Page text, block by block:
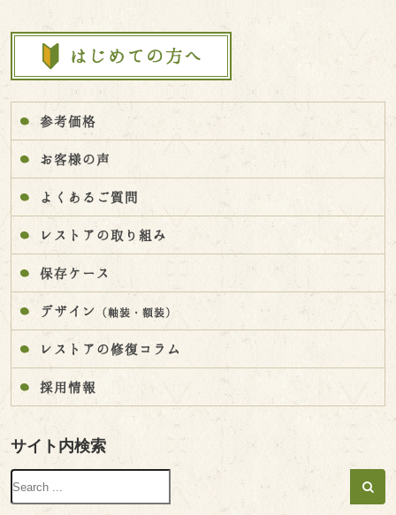
参考価格
お客様の声
よくあるご質問
レストアの取り組み
保存ケース
デザイン （軸装・額装）
レストアの修復コラム
採用情報
サイト内検索